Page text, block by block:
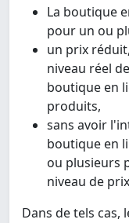
La boutique
pour un ou
un prix
niveau réel
boutique en
produits,
sans avoir
boutique en
ou plusieurs
niveau de
Dans de tels cas,